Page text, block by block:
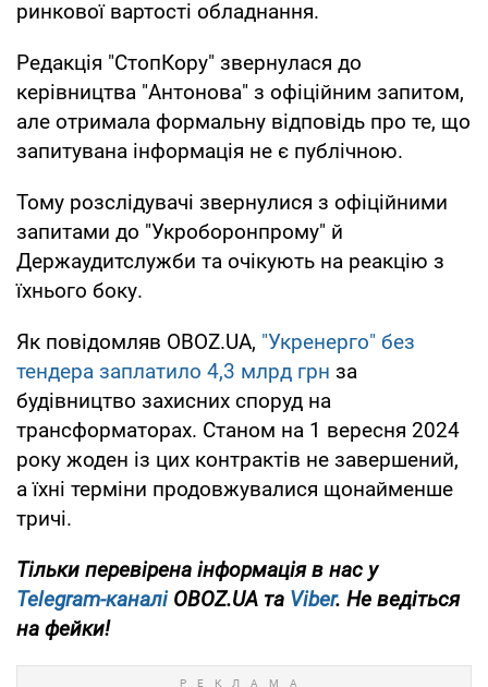
ринкової вартості обладнання.
Редакція "СтопКору" звернулася до
керівництва "Антонова" з офіційним запитом,
але отримала формальну відповідь про те, що
запитувана інформація не є публічною.
Тому розслідувачі звернулися з офіційними
запитами до "Укроборонпрому" й
Держаудитслужби та очікують на реакцію з
їхнього боку.
Як повідомляв OBOZ.UA, "Укренерго" без
тендера заплатило 4,3 млрд грн за
будівництво захисних споруд на
трансформаторах. Станом на 1 вересня 2024
року жоден із цих контрактів не завершений,
а їхні терміни продовжувалися щонайменше
тричі.
Тільки перевірена інформація в нас у
Telegram-каналіOBOZ.UA та Viber. Не ведіться
на фейки!